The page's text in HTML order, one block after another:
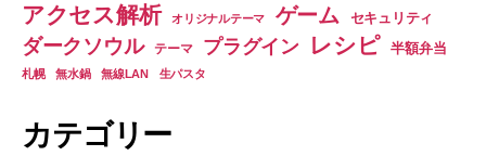
VirtualBox
Version
アクセス解析 オリジナルテーマ ゲーム セキュリティ
ダークソウル テーマ プラグイン レシピ 半額弁当
札幌 無水鍋 無線LAN 生パスタ
カテゴリー